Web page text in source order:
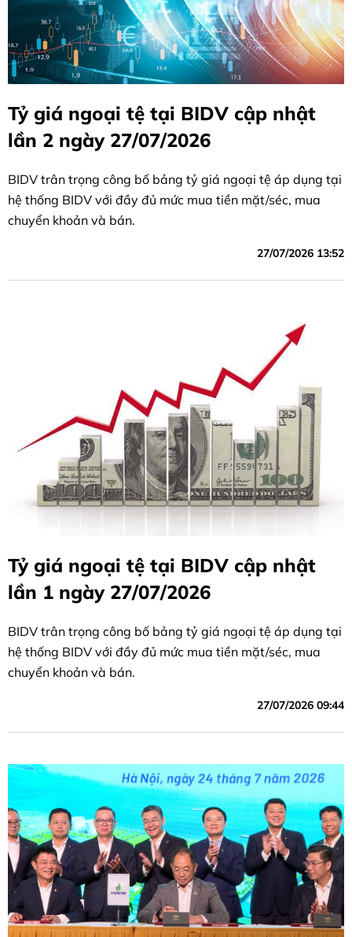
Tỷ giá ngoại tệ tại BIDV cập nhật
lần 2 ngày 27/07/2026
BIDV trân trọng công bố bảng tỷ giá ngoại tệ áp dụng tại
hệ thống BIDV với đầy đủ mức mua tiền mặt/séc, mua
chuyển khoản và bán.
27/07/2026 13:52
Tỷ giá ngoại tệ tại BIDV cập nhật
lần 1 ngày 27/07/2026
BIDV trân trọng công bố bảng tỷ giá ngoại tệ áp dụng tại
hệ thống BIDV với đầy đủ mức mua tiền mặt/séc, mua
chuyển khoản và bán.
27/07/2026 09:44